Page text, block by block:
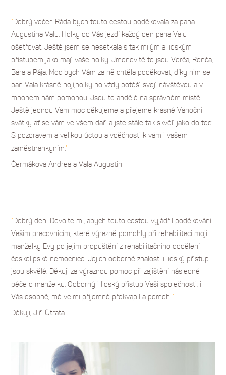
"Dobrý večer. Ráda bych touto cestou poděkovala za pana
Augustína Valu. Holky od Vás jezdí každý den pana Valu
ošetřovat. Ještě jsem se nesetkala s tak milým a lidským
přístupem jako mají vaše holky. Jmenovitě to jsou Verča, Renča,
Bára a Pája. Moc bych Vám za ně chtěla poděkovat, díky nim se
pan Vala krásně hojí,holky ho vždy potěší svojí návštěvou a v
mnohem nám pomohou. Jsou to andělé na správném místě.
Ještě jednou Vám moc děkujeme a přejeme krásné Vánoční
svátky ať se vám ve všem daří a jste stále tak skvělí jako do teď.
S pozdravem a velikou úctou a vděčnosti k vám i vašem
zaměstnankyním."
Čermáková Andrea a Vala Augustin
"Dobrý den! Dovolte mi, abych touto cestou vyjádřil poděkování
Vašim pracovnicím, které výrazně pomohly při rehabilitaci mojí
manželky Evy po jejím propuštění z rehabilitačního oddělení
českolipské nemocnice. Jejich odborné znalosti i lidský přístup
jsou skvělé. Děkuji za výraznou pomoc při zajištění následné
péče o manželku. Odborný i lidský přístup Vaší společnosti, i
Vás osobně, mě velmi příjemně překvapil a pomohl."
Děkuji, Jiří Útrata